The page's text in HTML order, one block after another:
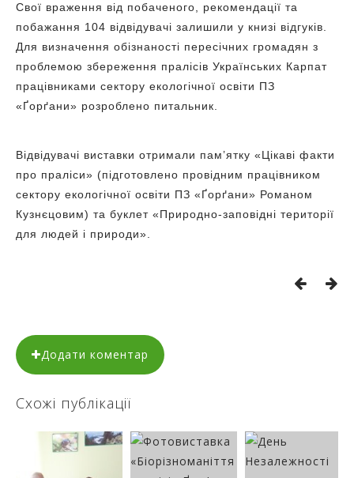
Свої враження від побаченого, рекомендації та
побажання 104 відвідувачі залишили у книзі відгуків.
Для визначення обізнаності пересічних громадян з
проблемою збереження пралісів Українських Карпат
працівниками сектору екологічної освіти ПЗ
«Ґорґани» розроблено питальник.
Відвідувачі виставки отримали пам’ятку «Цікаві факти
про праліси» (підготовлено провідним працівником
сектору екологічної освіти ПЗ «Ґорґани» Романом
Кузнєцовим) та буклет «Природно-заповідні території
для людей і природи».
Додати коментар
Схожі публікації